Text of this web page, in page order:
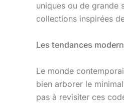
uniques ou de grande
collections inspirées
Les tendances
Le monde
bien arborer le
pas à revisiter ces